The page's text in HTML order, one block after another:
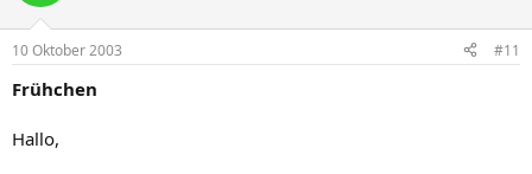
10 Oktober 2003 #11
Frühchen
Hallo,